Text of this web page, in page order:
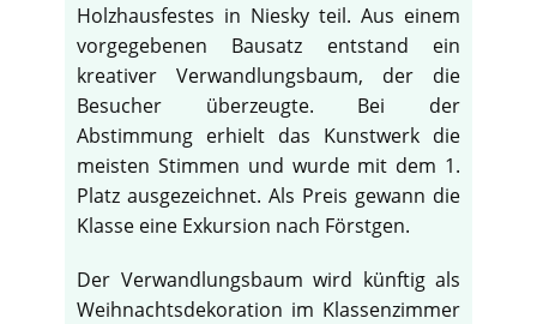
Holzhausfestes in Niesky teil. Aus einem
vorgegebenen Bausatz entstand ein
kreativer Verwandlungsbaum, der die
Besucher überzeugte. Bei der
Abstimmung erhielt das Kunstwerk die
meisten Stimmen und wurde mit dem 1.
Platz ausgezeichnet. Als Preis gewann die
Klasse eine Exkursion nach Förstgen.
Der Verwandlungsbaum wird künftig als
Weihnachtsdekoration im Klassenzimmer